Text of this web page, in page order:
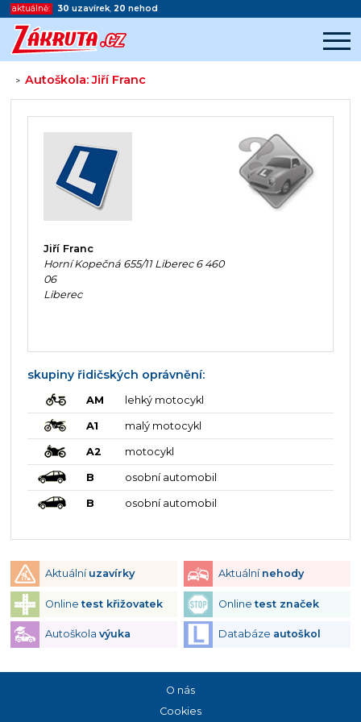
aktuálně: 30 uzavírek, 20 nehod
>Autoškola: Jiří Franc
Začátek reklamy
Konec reklamy
Jiří Franc
Horní Kopečná 655/11 Liberec 6 460
06
Liberec
skupiny řidičských oprávnění:
AM lehký motocykl
A1 malý motocykl
A2 motocykl
B osobní automobil
B osobní automobil
Aktuální uzavírky Aktuální nehody
Onlinetest křižovatek Onlinetest značek
Autoškola výuka Databáze autoškol
O nás
Cookies